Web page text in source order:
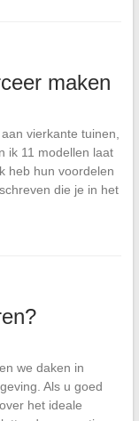
maken
vierkante tuinen,
ik 11 modellen laat
heb hun voordelen
die je in het
we daken in
Als u goed
het ideale